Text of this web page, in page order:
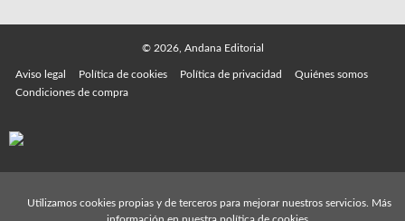
© 2026, Andana Editorial
Aviso legal Política de cookies Política de privacidad
Quiénes somos
Condiciones de compra
Utilizamos cookies propias y de terceros para mejorar nuestros servicios. Más